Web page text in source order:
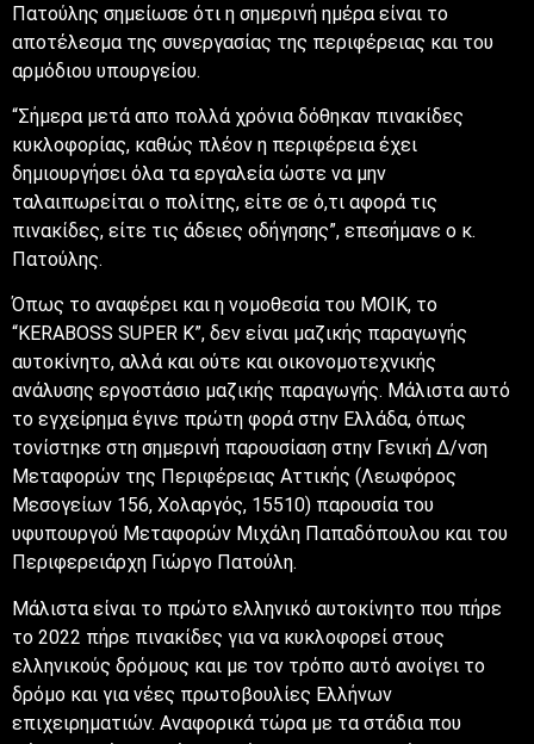
Πατούλης σημείωσε ότι η σημερινή ημέρα είναι το
αποτέλεσμα της συνεργασίας της περιφέρειας και του
αρμόδιου υπουργείου.
“Σήμερα μετά απο πολλά χρόνια δόθηκαν πινακίδες
κυκλοφορίας, καθώς πλέον η περιφέρεια έχει
δημιουργήσει όλα τα εργαλεία ώστε να μην
ταλαιπωρείται ο πολίτης, είτε σε ό,τι αφορά τις
πινακίδες, είτε τις άδειες οδήγησης”, επεσήμανε ο κ.
Πατούλης.
Όπως το αναφέρει και η νομοθεσία του ΜΟΙΚ, το
“KERABOSS SUPER K”, δεν είναι μαζικής παραγωγής
αυτοκίνητο, αλλά και ούτε και οικονομοτεχνικής
ανάλυσης εργοστάσιο μαζικής παραγωγής. Μάλιστα αυτό
το εγχείρημα έγινε πρώτη φορά στην Ελλάδα, όπως
τονίστηκε στη σημερινή παρουσίαση στην Γενική Δ/νση
Μεταφορών της Περιφέρειας Αττικής (Λεωφόρος
Μεσογείων 156, Χολαργός, 15510) παρουσία του
υφυπουργού Μεταφορών Μιχάλη Παπαδόπουλου και του
Περιφερειάρχη Γιώργο Πατούλη.
Μάλιστα είναι το πρώτο ελληνικό αυτοκίνητο που πήρε
το 2022 πήρε πινακίδες για να κυκλοφορεί στους
ελληνικούς δρόμους και με τον τρόπο αυτό ανοίγει το
δρόμο και για νέες πρωτοβουλίες Ελλήνων
επιχειρηματιών. Αναφορικά τώρα με τα στάδια που